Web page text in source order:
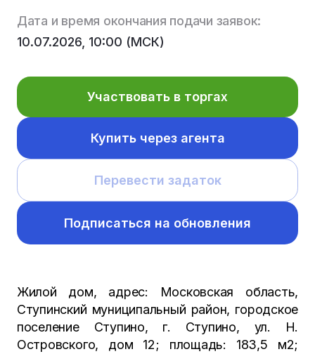
Дата и время окончания подачи заявок:
10.07.2026, 10:00 (МСК)
Участвовать в торгах
Купить через агента
Перевести задаток
Подписаться на обновления
Жилой дом, адрес: Московская область,
Ступинский муниципальный район, городское
поселение Ступино, г. Ступино, ул. Н.
Островского, дом 12; площадь: 183,5 м2;